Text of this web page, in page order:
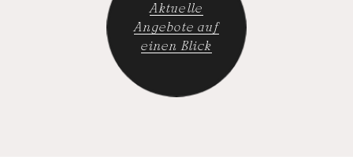
Aktuelle
Angebote auf
einen Blick